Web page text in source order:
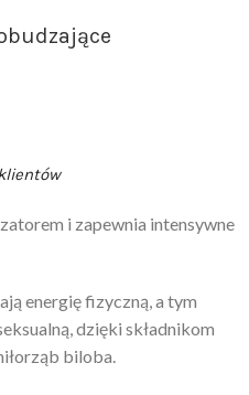
i zapewnia intensywne
energię fizyczną, a tym
dzięki składnikom
biloba.